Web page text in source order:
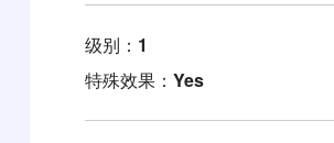
级别： 1
特殊效果： Yes